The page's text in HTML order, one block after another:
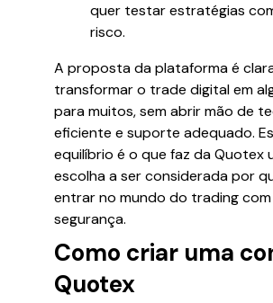
quer testar estratégias
risco.
A proposta da plataforma é
transformar o trade digital em
para muitos, sem abrir mão de
eficiente e suporte adequado.
equilíbrio é o que faz da Quotex
escolha a ser considerada por
entrar no mundo do trading com
segurança.
Como criar uma
Quotex